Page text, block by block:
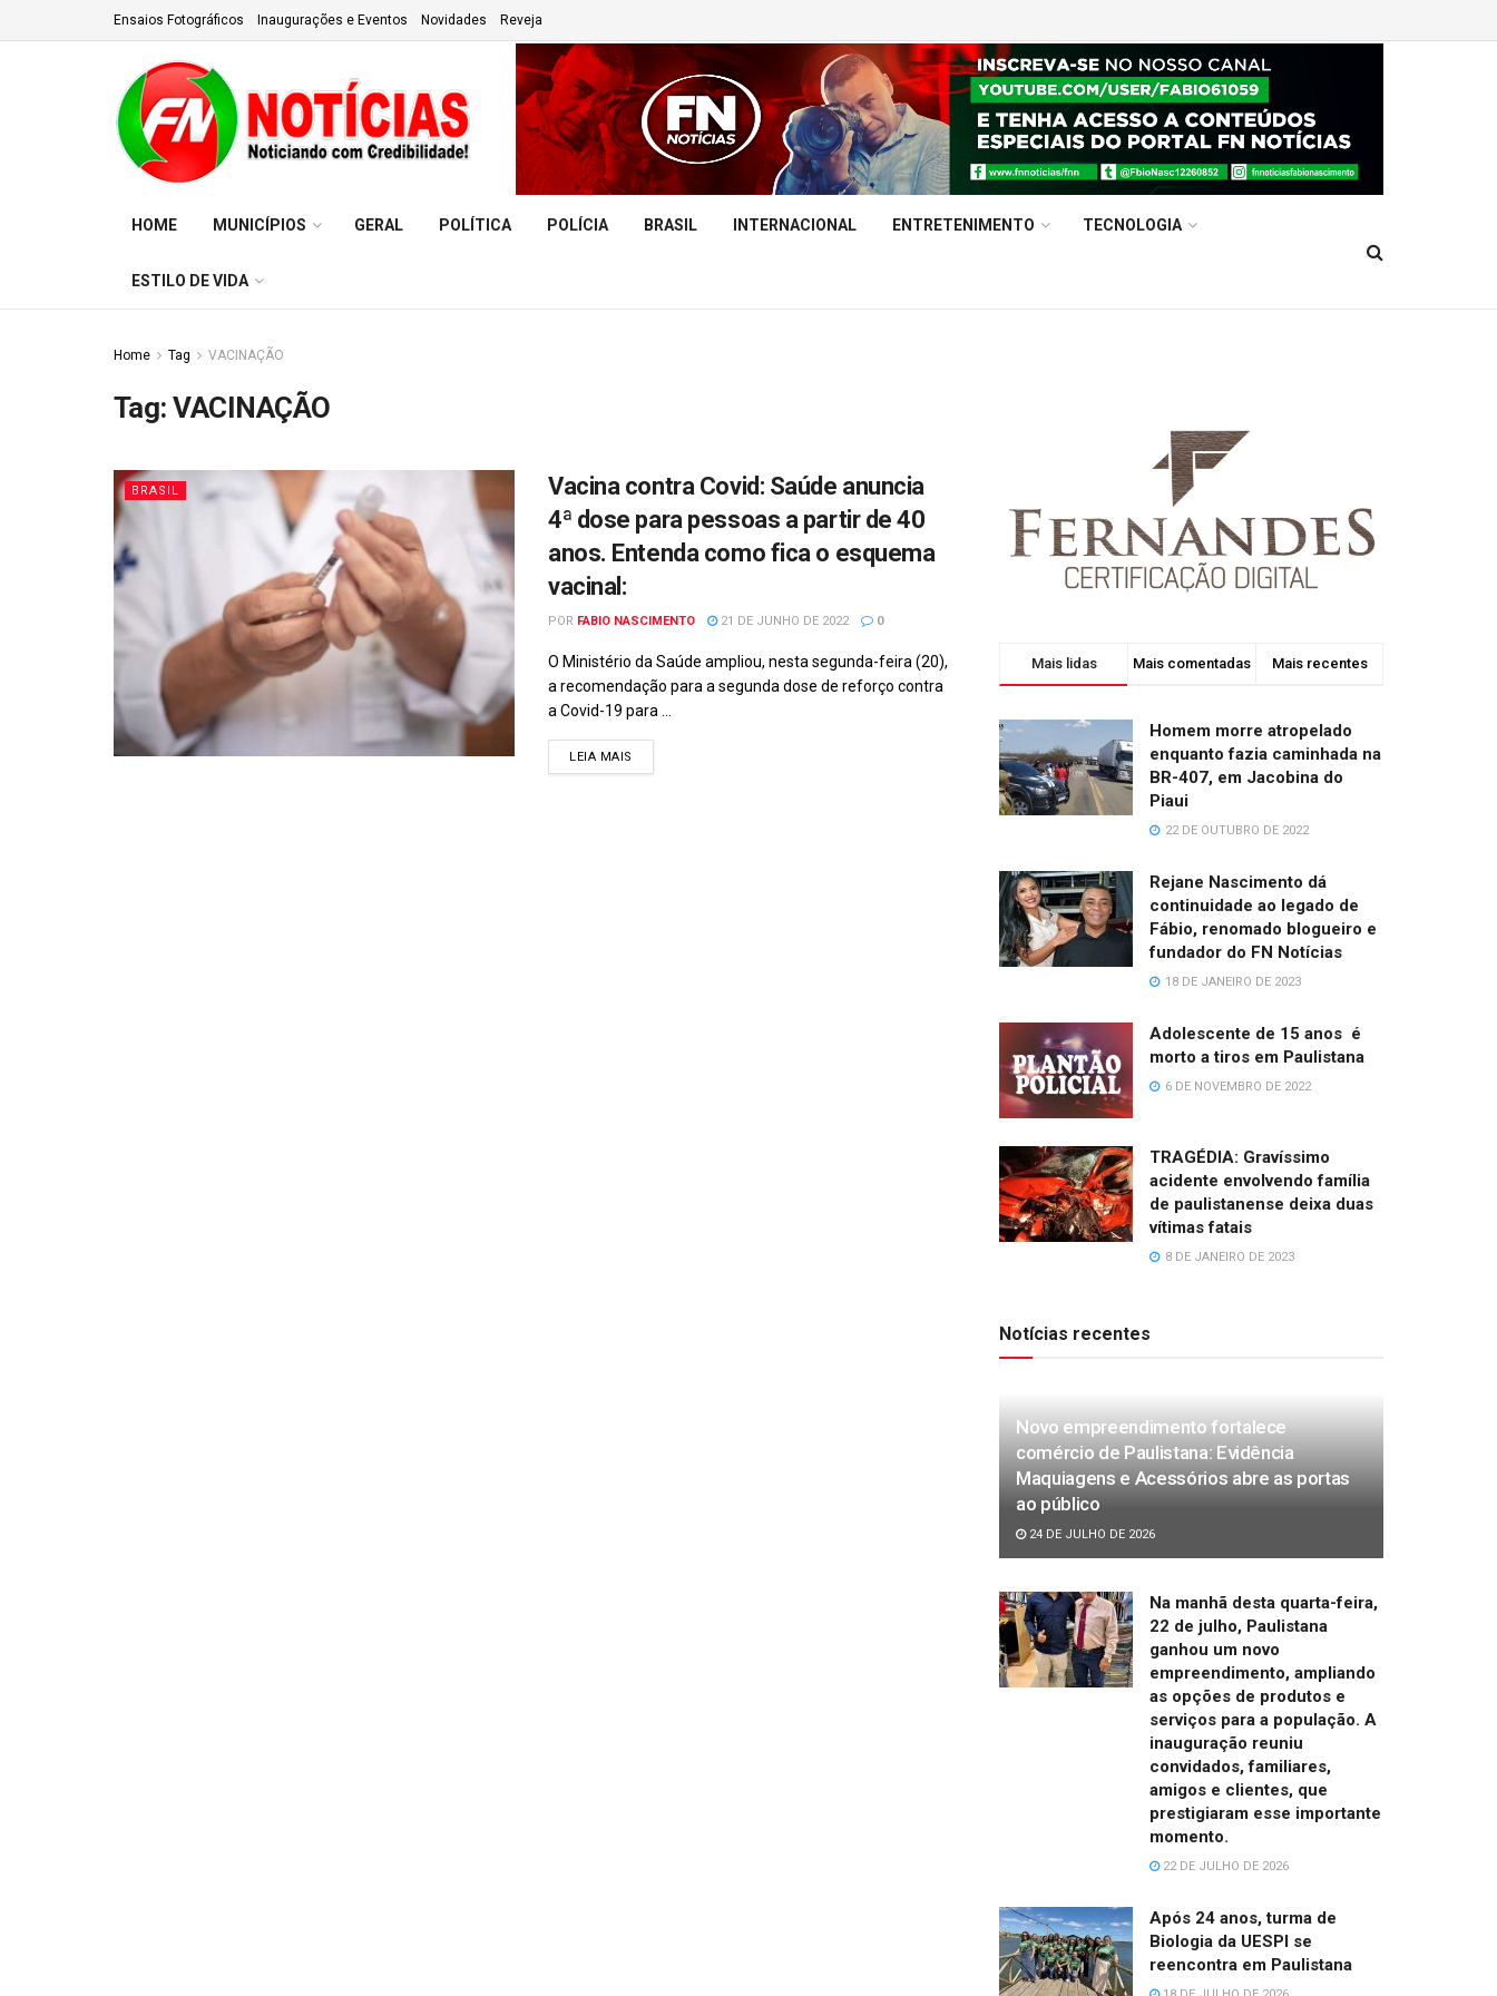
Ensaios Fotográficos Inaugurações e Eventos Novidades Reveja
HOME MUNICÍPIOS GERAL POLÍTICA POLÍCIA BRASIL INTERNACIONAL ENTRETENIMENTO TECNOLOGIA
ESTILO DE VIDA
Home Tag VACINAÇÃO
Tag:VACINAÇÃO
BRASIL
Vacina contra Covid: Saúde anuncia
4ª dose para pessoas a partir de 40
anos. Entenda como fica o esquema
vacinal:
POR FABIO NASCIMENTO 21 DE JUNHO DE 2022 0
O Ministério da Saúde ampliou, nesta segunda-feira (20),
a recomendação para a segunda dose de reforço contra
a Covid-19 para ...
LEIA MAIS
Mais lidas Mais comentadas Mais recentes
Homem morre atropelado
enquanto fazia caminhada na
BR-407, em Jacobina do
Piaui
22 DE OUTUBRO DE 2022
Rejane Nascimento dá
continuidade ao legado de
Fábio, renomado blogueiro e
fundador do FN Notícias
18 DE JANEIRO DE 2023
Adolescente de 15 anos é
morto a tiros em Paulistana
6 DE NOVEMBRO DE 2022
TRAGÉDIA: Gravíssimo
acidente envolvendo família
de paulistanense deixa duas
vítimas fatais
8 DE JANEIRO DE 2023
Notícias recentes
Novo empreendimento fortalece
comércio de Paulistana: Evidência
Maquiagens e Acessórios abre as portas
ao público
24 DE JULHO DE 2026
Na manhã desta quarta-feira,
22 de julho, Paulistana
ganhou um novo
empreendimento, ampliando
as opções de produtos e
serviços para a população. A
inauguração reuniu
convidados, familiares,
amigos e clientes, que
prestigiaram esse importante
momento.
22 DE JULHO DE 2026
Após 24 anos, turma de
Biologia da UESPI se
reencontra em Paulistana